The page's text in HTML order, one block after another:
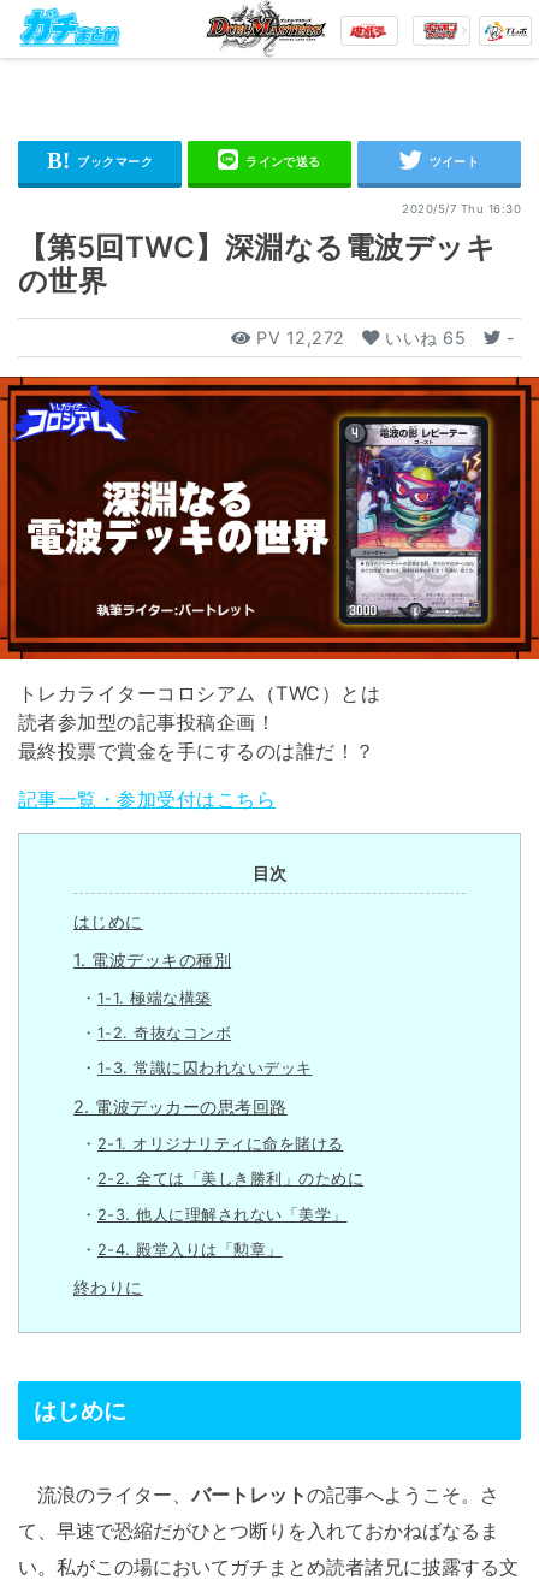
2020/5/7 Thu 16:30
【第5回TWC】深淵なる電波デッキ
の世界
PV 12,272 いいね 65 -
トレカライターコロシアム（TWC）とは
読者参加型の記事投稿企画！
最終投票で賞金を手にするのは誰だ！？
記事一覧・参加受付はこちら
目次
はじめに
1. 電波デッキの種別
1-1. 極端な構築
1-2. 奇抜なコンボ
1-3. 常識に囚われないデッキ
2. 電波デッカーの思考回路
2-1. オリジナリティに命を賭ける
2-2. 全ては「美しき勝利」のために
2-3. 他人に理解されない「美学」
2-4. 殿堂入りは「勲章」
終わりに
はじめに
流浪のライター、バートレットの記事へようこそ。さ
て、早速で恐縮だがひとつ断りを入れておかねばなるま
い。私がこの場においてガチまとめ読者諸兄に披露する文